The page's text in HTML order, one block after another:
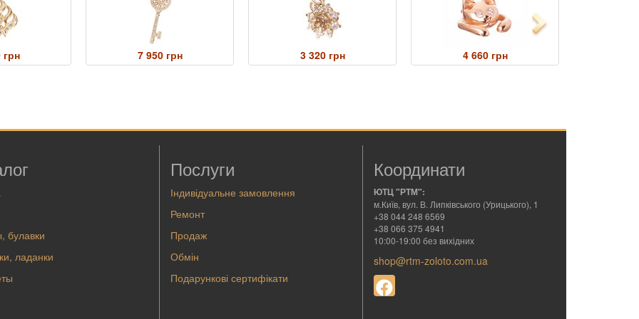
грн 7 950 грн 3 320 грн 4 660 грн
Next
булавки
ладанки
Послуги
Індивідуальне замовлення
Ремонт
Продаж
Обмін
Подарункові сертифікати
Координати
ЮТЦ "РТМ":
м.Київ, вул. В. Липківського (Урицького), 1
+38 044 248 6569
+38 066 375 4941
10:00-19:00 без вихідних
shop@rtm-zoloto.com.ua